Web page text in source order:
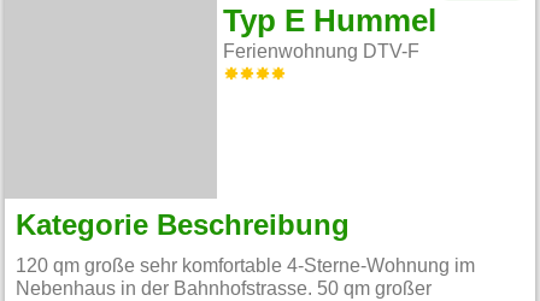
Typ E Hummel
Ferienwohnung DTV-F
Kategorie Beschreibung
120 qm große sehr komfortable 4-Sterne-Wohnung im
Nebenhaus in der Bahnhofstrasse. 50 qm großer